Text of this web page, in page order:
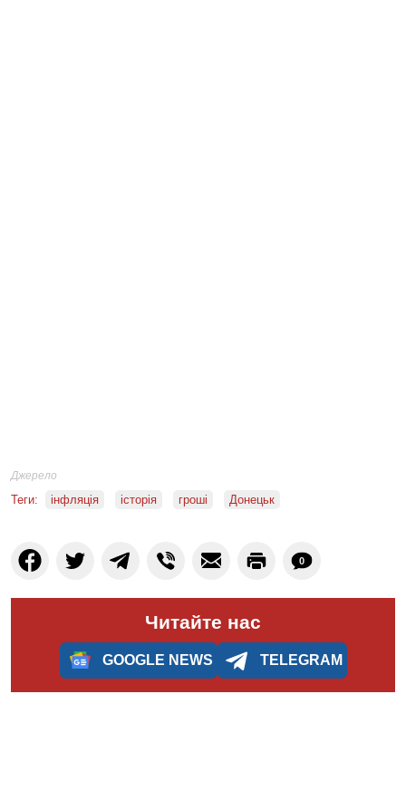
Джерело
Теги: інфляція історія гроші Донецьк
0
Читайте нас
GOOGLE NEWS TELEGRAM